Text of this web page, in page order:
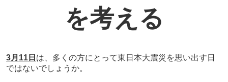
を考える
3月 11日 は、多くの方にとって東日本大震災を思い出す日
ではないでしょうか。